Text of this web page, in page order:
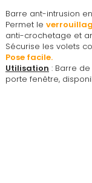
Barre ant-intrusion en
Permet le
anti-crochetage et
Sécurise les volets
Pose facile.
Utilisation : Barre
porte fenêtre,